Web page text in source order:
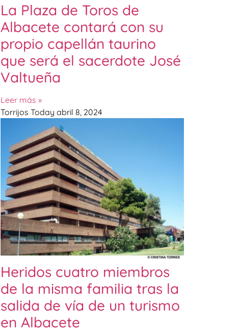
La Plaza de Toros de
Albacete contará con su
propio capellán taurino
que será el sacerdote José
Valtueña
Leer más »
Torrijos Today abril 8, 2024
Heridos cuatro miembros
de la misma familia tras la
salida de vía de un turismo
en Albacete